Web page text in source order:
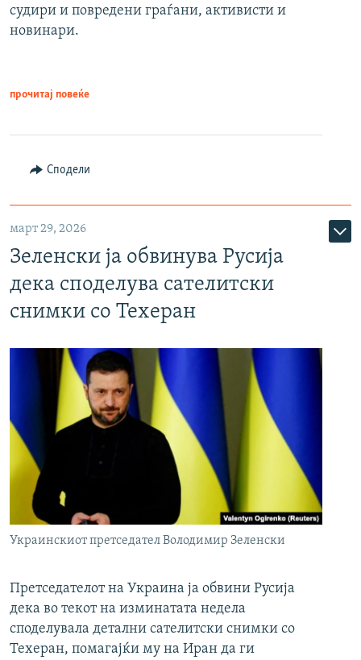
судири и повредени граѓани, активисти и
новинари.
прочитај повеќе
Сподели
март 29, 2026
Зеленски ја обвинува Русија
дека споделува сателитски
снимки со Техеран
Украинскиот претседател Володимир Зеленски
Претседателот на Украина ја обвини Русија
дека во текот на изминатата недела
споделувала детални сателитски снимки со
Техеран, помагајќи му на Иран да ги